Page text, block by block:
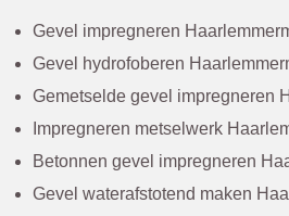
Gevel impregneren
Gevel hydrofoberen
Gemetselde gevel impregneren
Impregneren metselwerk
Betonnen gevel impregneren
Gevel waterafstotend maken